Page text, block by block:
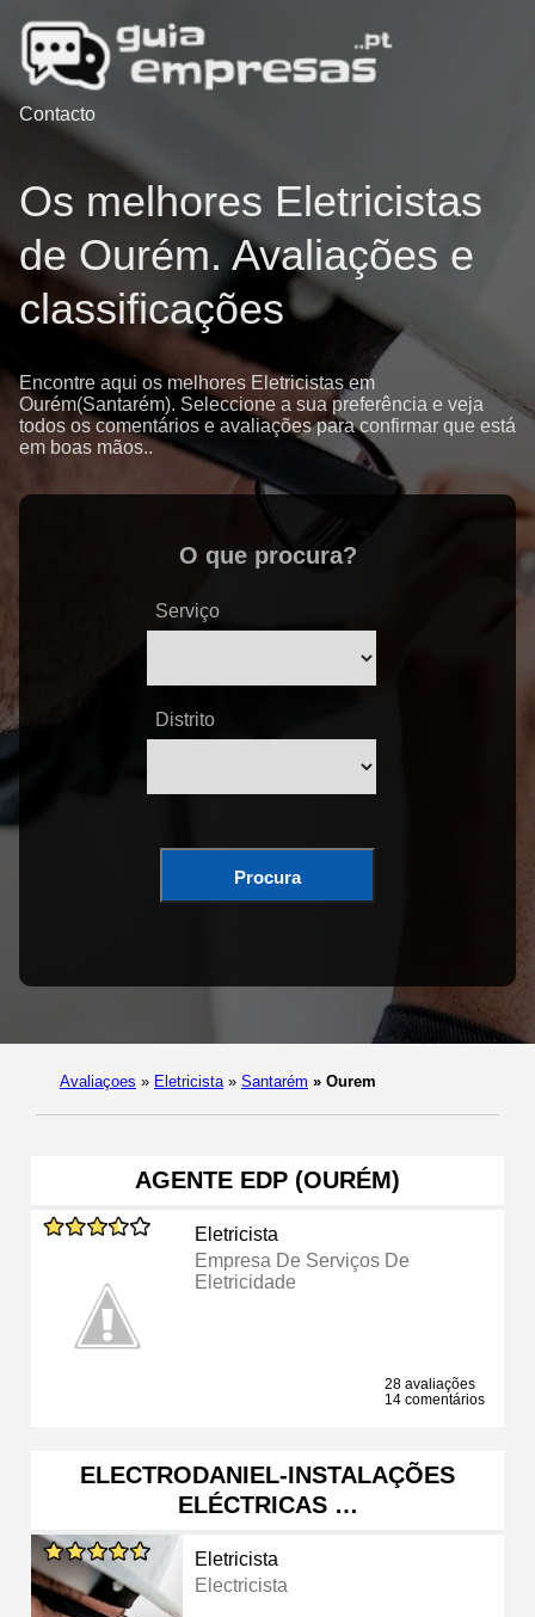
Contacto
Os melhores Eletricistas
de Ourém. Avaliações e
classificações
Encontre aqui os melhores Eletricistas em
Ourém(Santarém). Seleccione a sua preferência e veja
todos os comentários e avaliações para confirmar que está
em boas mãos..
O que procura?
Serviço
Distrito
Procura
Avaliaçoes » Eletricista » Santarém » Ourem
AGENTE EDP (OURÉM)
Eletricista
Empresa De Serviços De
Eletricidade
28 avaliações
14 comentários
ELECTRODANIEL-INSTALAÇÕES
ELÉCTRICAS …
Eletricista
Electricista